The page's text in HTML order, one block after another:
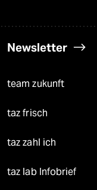
Newsletter
team zukunft
taz frisch
taz zahl ich
taz lab Infobrief